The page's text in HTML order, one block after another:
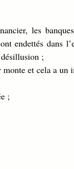
les
endettés dans
;
et cela a un
;